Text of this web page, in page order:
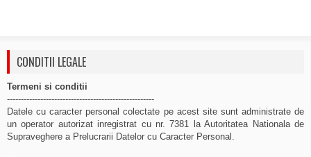
CONDITII LEGALE
Termeni si conditii
-----------------------------------------------------
Datele cu caracter personal colectate pe acest site sunt administrate de
un operator autorizat inregistrat cu nr. 7381 la Autoritatea Nationala de
Supraveghere a Prelucrarii Datelor cu Caracter Personal.